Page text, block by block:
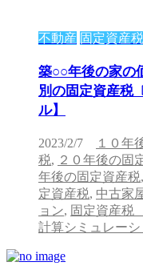
不動産 固定資産税
築○○年後の家の
別の固定資産税
ル】
2023/2/7 １０年
税, ２０年後の固
年後の固定資産税,
定資産税, 中古家
ョン, 固定資産税
計算シミュレーシ